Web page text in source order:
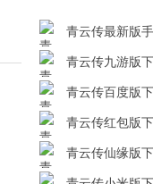
青云传最新版
v17.8.0安卓版下载
青云传九游版
v17.8.0安卓版下载
青云传百度版
v17.8.0安卓版下载
青云传红包版
v17.8.0安卓版下载
青云传仙缘版
安卓版下载